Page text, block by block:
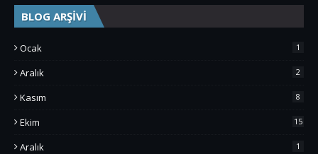
BLOG ARŞİVİ
Ocak 1
Aralık 2
Kasım 8
Ekim 15
Aralık 1